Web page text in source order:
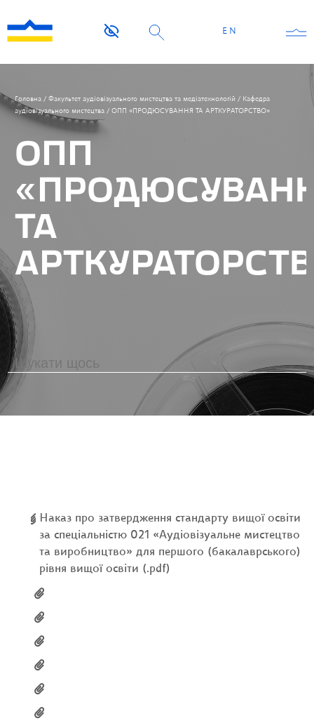
EN
Головна / Факультет аудіовізуального мистецтва та медіатехнологій / Кафедра
аудіовізуального мистецтва / ОПП «ПРОДЮСУВАННЯ ТА АРТКУРАТОРСТВО»
ОПП
ТА
Наказ про затвердження стандарту вищої освіти
за спеціальністю 021 «Аудіовізуальне мистецтво
та виробництво» для першого (бакалаврського)
рівня вищої освіти (.pdf)